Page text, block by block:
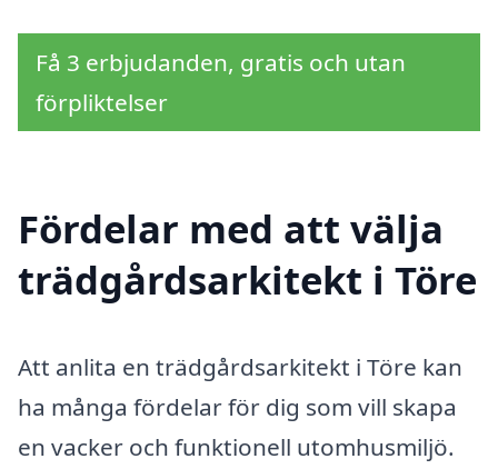
Få 3 erbjudanden, gratis och utan
förpliktelser
Fördelar med att välja
trädgårdsarkitekt i Töre
Att anlita en trädgårdsarkitekt i Töre kan
ha många fördelar för dig som vill skapa
en vacker och funktionell utomhusmiljö.